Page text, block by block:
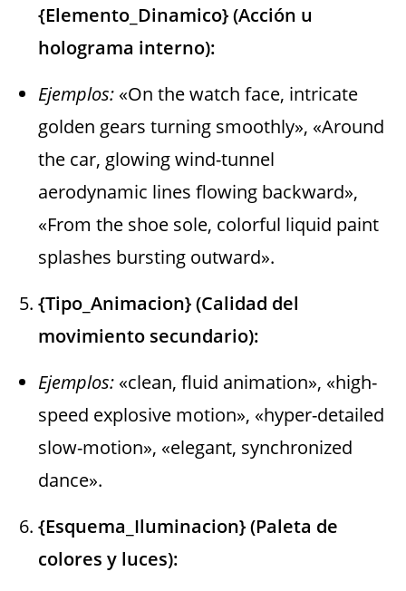
{Elemento_Dinamico} (Acción u
holograma interno):
Ejemplos: «On the watch face, intricate
golden gears turning smoothly», «Around
the car, glowing wind-tunnel
aerodynamic lines flowing backward»,
«From the shoe sole, colorful liquid paint
splashes bursting outward».
{Tipo_Animacion} (Calidad del
movimiento secundario):
Ejemplos: «clean, fluid animation», «high-
speed explosive motion», «hyper-detailed
slow-motion», «elegant, synchronized
dance».
{Esquema_Iluminacion} (Paleta de
colores y luces):